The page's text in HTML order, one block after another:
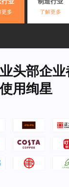
更多 了解更多
头部企
使用绚星